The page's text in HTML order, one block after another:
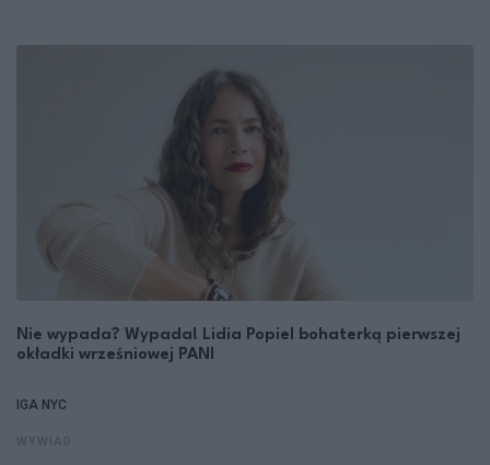
Nie wypada? Wypada! Lidia Popiel bohaterką pierwszej
okładki wrześniowej PANI
IGA NYC